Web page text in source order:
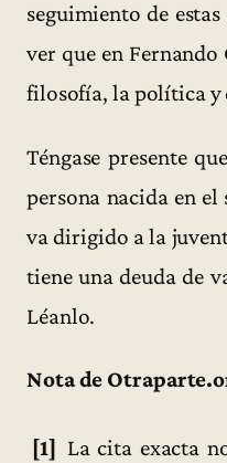
seguimiento de
ver que en Fernando
filosofía, la política y
Téngase presente
persona nacida en
va dirigido a la
tiene una deuda de
Léanlo.
Nota de
[1] La cita exacta